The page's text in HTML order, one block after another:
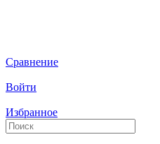
Сравнение
Войти
Избранное